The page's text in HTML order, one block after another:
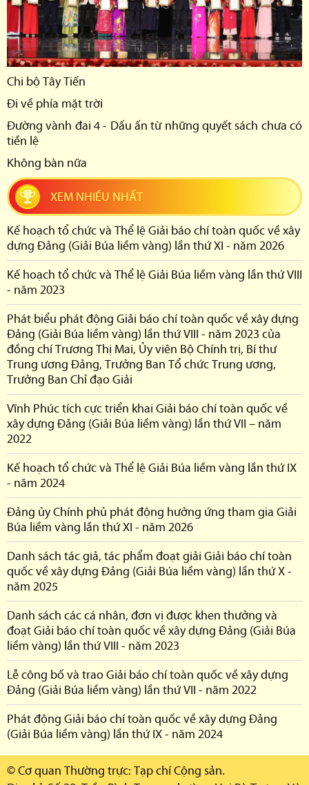
Chi bộ Tây Tiến
Đi về phía mặt trời
Đường vành đai 4 - Dấu ấn từ những quyết sách chưa có
tiền lệ
Không bàn nữa
XEM NHIỀU NHẤT
Kế hoạch tổ chức và Thể lệ Giải báo chí toàn quốc về xây
dựng Đảng (Giải Búa liềm vàng) lần thứ XI - năm 2026
Kế hoạch tổ chức và Thể lệ Giải Búa liềm vàng lần thứ VIII
- năm 2023
Phát biểu phát động Giải báo chí toàn quốc về xây dựng
Đảng (Giải Búa liềm vàng) lần thứ VIII - năm 2023 của
đồng chí Trương Thị Mai, Ủy viên Bộ Chính trị, Bí thư
Trung ương Đảng, Trưởng Ban Tổ chức Trung ương,
Trưởng Ban Chỉ đạo Giải
Vĩnh Phúc tích cực triển khai Giải báo chí toàn quốc về
xây dựng Đảng (Giải Búa liềm vàng) lần thứ VII – năm
2022
Kế hoạch tổ chức và Thể lệ Giải Búa liềm vàng lần thứ IX
- năm 2024
Đảng ủy Chính phủ phát động hưởng ứng tham gia Giải
Búa liềm vàng lần thứ XI - năm 2026
Danh sách tác giả, tác phẩm đoạt giải Giải báo chí toàn
quốc về xây dựng Đảng (Giải Búa liềm vàng) lần thứ X -
năm 2025
Danh sách các cá nhân, đơn vị được khen thưởng và
đoạt Giải báo chí toàn quốc về xây dựng Đảng (Giải Búa
liềm vàng) lần thứ VIII - năm 2023
Lễ công bố và trao Giải báo chí toàn quốc về xây dựng
Đảng (Giải Búa liềm vàng) lần thứ VII - năm 2022
Phát động Giải báo chí toàn quốc về xây dựng Đảng
(Giải Búa liềm vàng) lần thứ IX - năm 2024
© Cơ quan Thường trực: Tạp chí Cộng sản.